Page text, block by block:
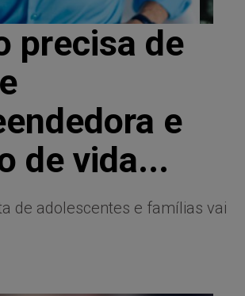
precisa de
e
de vida...
de adolescentes e famílias vai